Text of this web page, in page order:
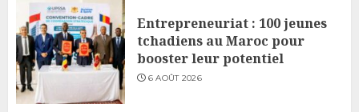
Entrepreneuriat : 100 jeunes
tchadiens au Maroc pour
booster leur potentiel
6 AOÛT 2026